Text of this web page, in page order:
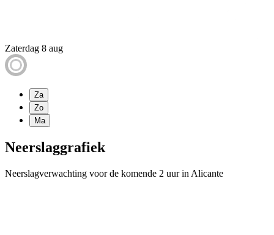
Zaterdag 8 aug
Za
Zo
Ma
Neerslaggrafiek
Neerslagverwachting voor de komende 2 uur in Alicante